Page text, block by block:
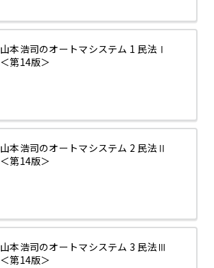
山本浩司のオートマシステム 1 民法Ⅰ
＜第14版＞
山本浩司のオートマシステム 2 民法Ⅱ
＜第14版＞
山本浩司のオートマシステム 3 民法Ⅲ
＜第14版＞